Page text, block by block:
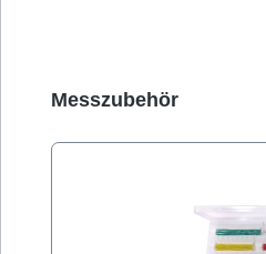
Produktgalerie überspringen
Messzubehör